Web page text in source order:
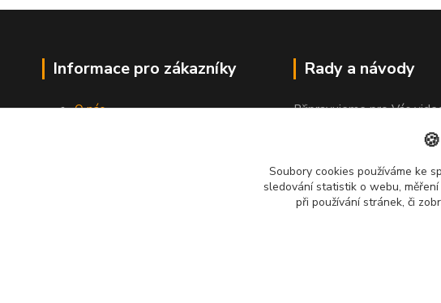
Informace pro zákazníky
O nás
Rady a návody
Připravujeme pro Vás
Soubory cookies používáme ke
sledování statistik o webu,
při používání stránek, či